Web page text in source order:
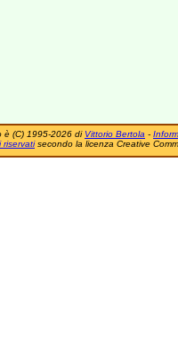
è (C) 1995-2026 di Vittorio Bertola -
riservatisecondo la licenza Creative